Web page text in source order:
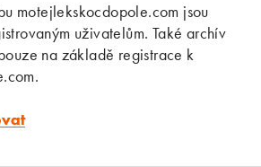
motejlekskocdopole.com jsou
uživatelům. Také archív
na základě registrace k